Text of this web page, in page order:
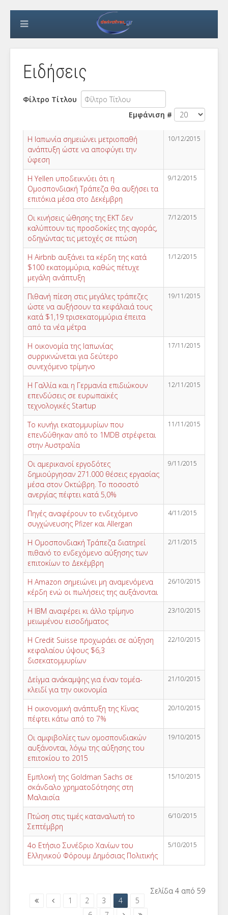
Ειδήσεις
Φίλτρο Τίτλου
Εμφάνιση #
Η Ιαπωνία σημειώνει μετριοπαθή
ανάπτυξη ώστε να αποφύγει την
ύφεση
10/12/2015
Η Yellen υποδεικνύει ότι η
Ομοσπονδιακή Τράπεζα θα αυξήσει τα
επιτόκια μέσα στο Δεκέμβρη
9/12/2015
Οι κινήσεις ώθησης της ΕΚΤ δεν
καλύπτουν τις προσδοκίες της αγοράς,
οδηγώντας τις μετοχές σε πτώση
7/12/2015
Η Airbnb αυξάνει τα κέρδη της κατά
$100 εκατομμύρια, καθώς πέτυχε
μεγάλη ανάπτυξη
1/12/2015
Πιθανή πίεση στις μεγάλες τράπεζες
ώστε να αυξήσουν τα κεφάλαιά τους
κατά $1,19 τρισεκατομμύρια έπειτα
από τα νέα μέτρα
19/11/2015
Η οικονομία της Ιαπωνίας
συρρικνώνεται για δεύτερο
συνεχόμενο τρίμηνο
17/11/2015
Η Γαλλία και η Γερμανία επιδιώκουν
επενδύσεις σε ευρωπαϊκές
τεχνολογικές Startup
12/11/2015
Το κυνήγι εκατομμυρίων που
επενδύθηκαν από το 1MDB στρέφεται
στην Αυστραλία
11/11/2015
Οι αμερικανοί εργοδότες
δημιούργησαν 271.000 θέσεις εργασίας
μέσα στον Οκτώβρη. Το ποσοστό
ανεργίας πέφτει κατά 5,0%
9/11/2015
Πηγές αναφέρουν το ενδεχόμενο
συγχώνευσης Pfizer και Allergan
4/11/2015
Η Ομοσπονδιακή Τράπεζα διατηρεί
πιθανό το ενδεχόμενο αύξησης των
επιτοκίων το Δεκέμβρη
2/11/2015
Η Amazon σημειώνει μη αναμενόμενα
κέρδη ενώ οι πωλήσεις της αυξάνονται
26/10/2015
Η ΙΒΜ αναφέρει κι άλλο τρίμηνο
μειωμένου εισοδήματος
23/10/2015
Η Credit Suisse προχωράει σε αύξηση
κεφαλαίου ύψους $6,3
δισεκατομμυρίων
22/10/2015
Δείγμα ανάκαμψης για έναν τομέα-
κλειδί για την οικονομία
21/10/2015
Η οικονομική ανάπτυξη της Κίνας
πέφτει κάτω από το 7%
20/10/2015
Οι αμφιβολίες των ομοσπονδιακών
αυξάνονται, λόγω της αύξησης του
επιτοκίου το 2015
19/10/2015
Εμπλοκή της Goldman Sachs σε
σκάνδαλο χρηματοδότησης στη
Μαλαισία
15/10/2015
Πτώση στις τιμές καταναλωτή το
Σεπτέμβρη
6/10/2015
4ο Ετήσιο Συνέδριο Χανίων του
Ελληνικού Φόρουμ Δημόσιας Πολιτικής
5/10/2015
Σελίδα 4 από 59
1
2 3 4
5